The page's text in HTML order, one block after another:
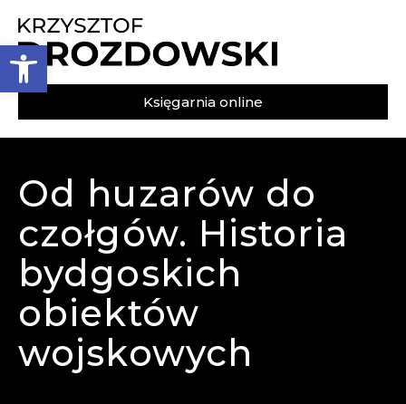
Otwórz pasek narzędzi
Księgarnia online
Od huzarów do
czołgów. Historia
bydgoskich
obiektów
wojskowych